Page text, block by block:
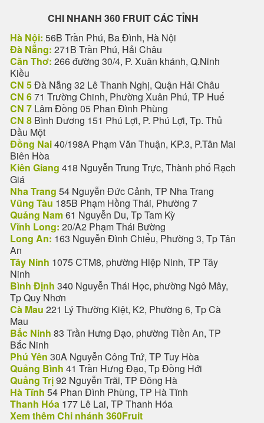
CHI NHANH 360 FRUIT CÁC TỈNH
Hà Nội: 56B Trần Phú, Ba Đình, Hà Nội
Đà Nẵng: 271B Trần Phú, Hải Châu
Cần Thơ: 266 đường 30/4, P. Xuân khánh, Q.Ninh
Kiều
CN 5Đà Nẵng 32 Lê Thanh Nghị, Quận Hải Châu
CN 671 Trường Chinh, Phường Xuân Phú, TP Huế
CN 7 Lâm Đồng 05 Phan Đình Phùng
CN 8 Bình Dương 151 Phú Lợi, P. Phú Lợi, Tp. Thủ
Dầu Một
Đồng Nai40/198A Phạm Văn Thuận, KP.3, P.Tân Mai
Biên Hòa
Kiên Giang 418 Nguyễn Trung Trực, Thành phố Rạch
Giá
Nha Trang 54 Nguyễn Đức Cảnh, TP Nha Trang
Vũng Tàu 185B Phạm Hồng Thái, Phường 7
Quảng Nam61 Nguyễn Du, Tp Tam Kỳ
Vĩnh Long: 20/A2 Phạm Thái Bường
Long An: 163 Nguyễn Đình Chiểu, Phường 3, Tp Tân
An
Tây Ninh 1075 CTM8, phường Hiệp Ninh, TP Tây
Ninh
Bình Định 340 Nguyễn Thái Học, phường Ngô Mây,
Tp Quy Nhơn
Cà Mau 221 Lý Thường Kiệt, K2, Phường 6, Tp Cà
Mau
Bắc Ninh 83 Trần Hưng Đạo, phường Tiền An, TP
Bắc Ninh
Phú Yên 30A Nguyễn Công Trứ, TP Tuy Hòa
Quảng Bình 41 Trần Hưng Đạo, Tp Đồng Hới
Quảng Trị92 Nguyễn Trãi, TP Đông Hà
Hà Tĩnh 54 Phan Đình Phùng, TP Hà Tĩnh
Thanh Hóa 177 Lê Lai, TP Thanh Hóa
Xem thêm Chi nhánh 360Fruit